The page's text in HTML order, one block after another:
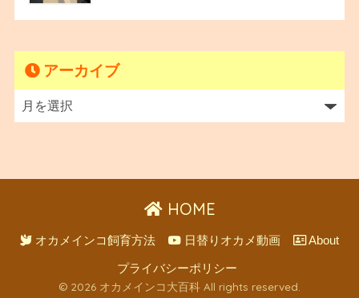
アーカイブ
HOME
オカメインコ飼育方法 日替りオカメ動画 About
プライバシーポリシー
© 2026 オカメインコ大百科 All rights reserved.